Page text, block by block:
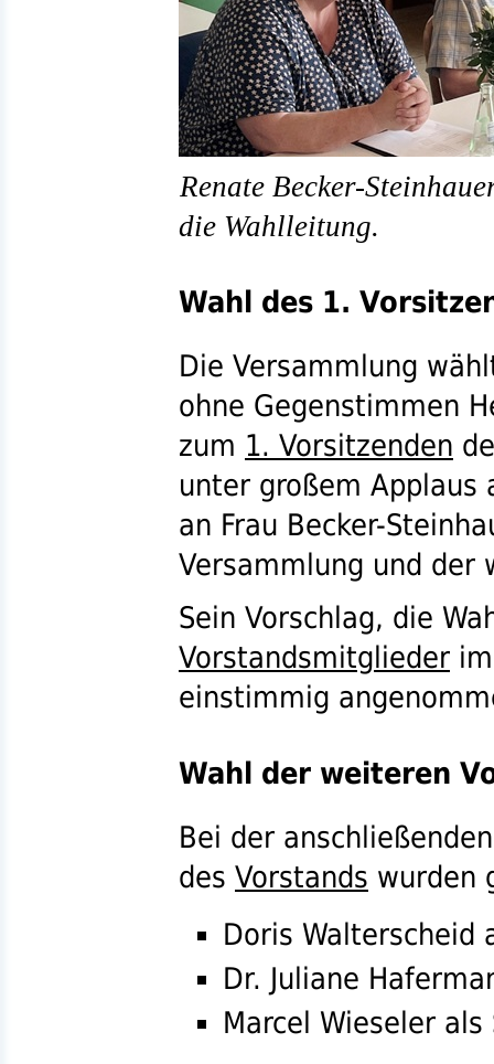
Renate Becker-
die Wahlleitung.
Wahl des 1.
Die Versammlung
ohne Gegenstimmen
zum 1. Vorsitzenden
unter großem Applaus
an Frau Becker-
Versammlung und der
Sein Vorschlag, die
Vorstandsmitglieder
einstimmig
Wahl der weiteren
Bei der
des Vorstands wurden
Doris Walterscheid
Dr. Juliane
Marcel Wieseler